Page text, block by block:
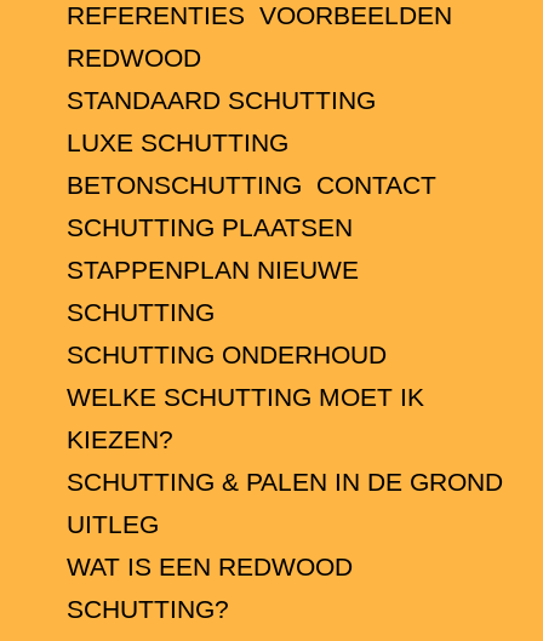
REFERENTIES VOORBEELDEN
REDWOOD
STANDAARD SCHUTTING
LUXE SCHUTTING
BETONSCHUTTING
CONTACT
SCHUTTING PLAATSEN
STAPPENPLAN NIEUWE
SCHUTTING
SCHUTTING ONDERHOUD
WELKE SCHUTTING MOET IK
KIEZEN?
SCHUTTING & PALEN IN DE GROND
UITLEG
WAT IS EEN REDWOOD
SCHUTTING?